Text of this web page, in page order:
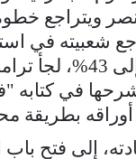
ويتراجع
شعبيته في
الرأي من 48% إلى
شرحها في كتابه
بطريقة
إلى فتح